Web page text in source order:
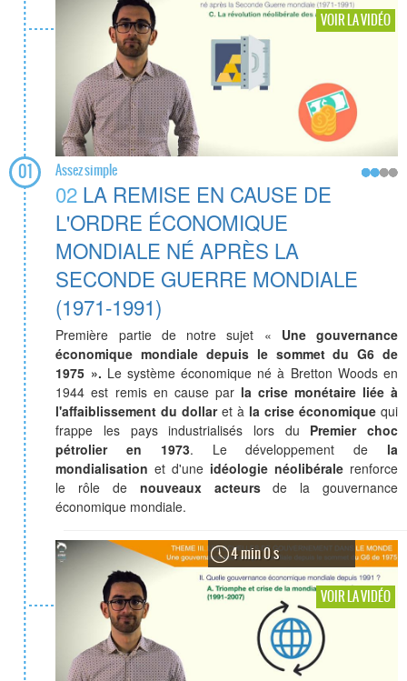
01
VOIR LA VIDÉO
Assez simple
02 LA REMISE EN CAUSE DE
L'ORDRE ÉCONOMIQUE
MONDIALE NÉ APRÈS LA
SECONDE GUERRE MONDIALE
(1971-1991)
Première partie de notre sujet « Une gouvernance
économique mondiale depuis le sommet du G6 de
1975 ». Le système économique né à Bretton Woods en
1944 est remis en cause par la crise monétaire liée à
l'affaiblissement du dollaret à la crise économique qui
frappe les pays industrialisés lors du Premier choc
pétrolier en 1973. Le développement de la
mondialisation et d'une idéologie néolibérale renforce
le rôle de nouveaux acteursde la gouvernance
économique mondiale.
4 min 0 s
VOIR LA VIDÉO